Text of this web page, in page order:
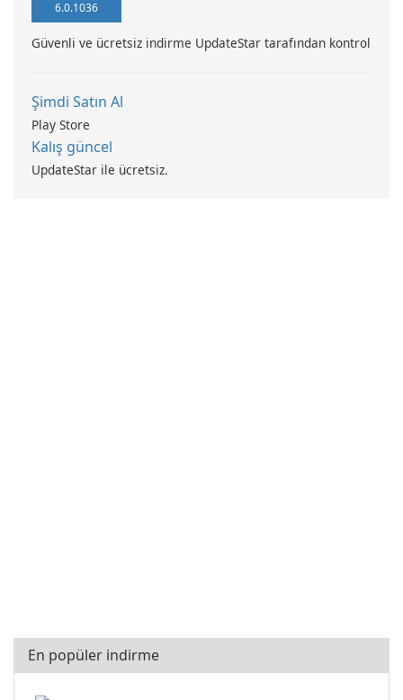
6.0.1036
Güvenli ve ücretsiz indirme UpdateStar tarafından kontrol
Şimdi Satın Al
Play Store
Kalış güncel
UpdateStar ile ücretsiz.
En popüler indirme